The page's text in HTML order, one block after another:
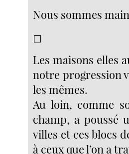
Nous sommes
◻︎
Les maisons elles
notre progression
les mêmes.
Au loin, comme
champ, a poussé
villes et ces blocs
à ceux que l’on a